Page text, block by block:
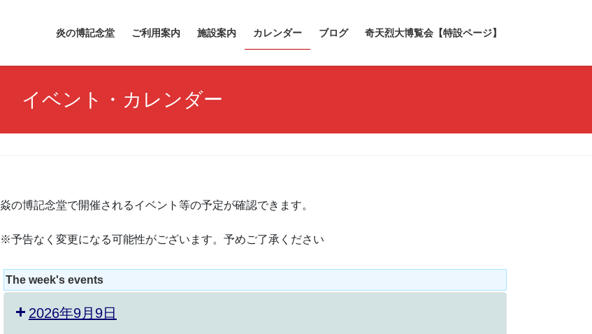
炎の博記念堂 ご利用案内 施設案内 カレンダー ブログ 奇天烈大博覧会【特設ページ】
イベント・カレンダー
焱の博記念堂で開催されるイベント等の予定が確認できます。
※予告なく変更になる可能性がございます。予めご了承ください
The week's events
2026年9月9日